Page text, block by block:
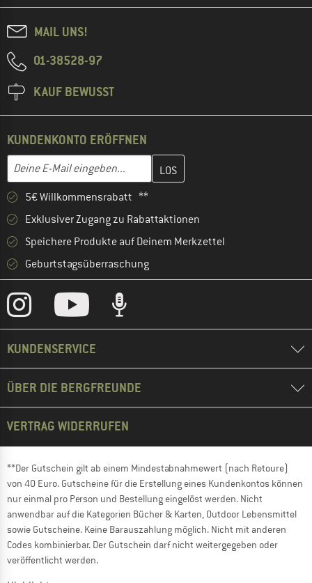
MAIL UNS!
01-38528-97
KAUF BEWUSST
KUNDENKONTO ERÖFFNEN
E-Mail-Adresse
Gib hier deine E-Mail-Adresse ein und erstelle im nächsten
5€ Willkommensrabatt **
Exklusiver Zugang zu Rabattaktionen
Speichere Produkte auf Deinem Merkzettel
Geburtstagsüberraschung
KUNDENSERVICE
ÜBER DIE BERGFREUNDE
VERTRAG WIDERRUFEN
**Der Gutschein gilt ab einem Mindestabnahmewert (nach Retoure)
von 40 Euro. Gutscheine für die Erstellung eines Kundenkontos können
nur einmal pro Person und Bestellung eingelöst werden. Nicht
anwendbar auf die Kategorien Bücher & Karten, Outdoor Lebensmittel
sowie Gutscheine. Keine Barauszahlung möglich. Nicht mit anderen
Codes kombinierbar. Der Gutschein darf nicht weitergegeben oder
veröffentlicht werden.